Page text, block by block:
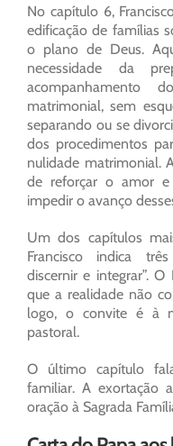
No capítulo 6,
edificação de famílias
o plano de Deus.
necessidade da
acompanhamento
matrimonial, sem
separando ou se
dos procedimentos
nulidade matrimonial.
de reforçar o amor e
impedir o avanço
Um dos capítulos
Francisco indica três
discernir e integrar”.
que a realidade não
logo, o convite é à
pastoral.
O último capítulo
familiar. A exortação
oração à Sagrada